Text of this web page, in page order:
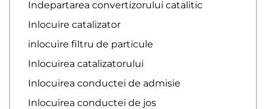
Indepartarea convertizorului catalitic
Inlocuire catalizator
inlocuire filtru de particule
Inlocuirea catalizatorului
Inlocuirea conductei de admisie
Inlocuirea conductei de jos